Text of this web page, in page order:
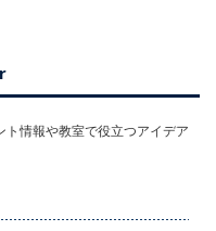
情報や教室で役立つアイデア